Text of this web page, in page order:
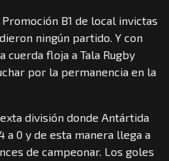
B1 de local invictas
ningún partido. Y con
floja a Tala Rugby
por la permanencia en la
división donde Antártida
0 y de esta manera llega a
de campeonar. Los goles